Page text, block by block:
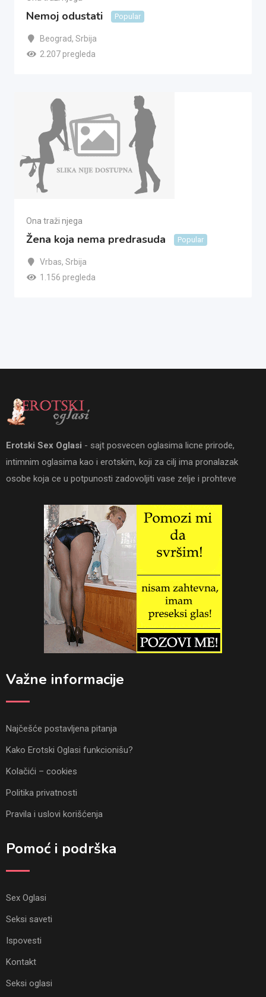
Nemoj odustati Popular
Beograd, Srbija
2.207 pregleda
Ona traži njega
Žena koja nema predrasuda Popular
Vrbas, Srbija
1.156 pregleda
Erotski Sex Oglasi - sajt posvecen oglasima licne prirode,
intimnim oglasima kao i erotskim, koji za cilj ima pronalazak
osobe koja ce u potpunosti zadovoljiti vase zelje i prohteve
Važne informacije
Najčešće postavljena pitanja
Kako Erotski Oglasi funkcionišu?
Kolačići – cookies
Politika privatnosti
Pravila i uslovi korišćenja
Pomoć i podrška
Sex Oglasi
Seksi saveti
Ispovesti
Kontakt
Seksi oglasi